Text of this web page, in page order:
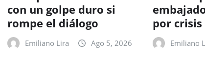
con un golpe duro si
rompe el diálogo
Emiliano Lira Ago 5, 2026
por
Emiliano